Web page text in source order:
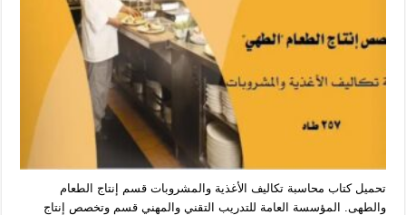
تحميل كتاب محاسبة تكاليف الأغذية والمشروبات قسم إنتاج الطعام
والطهى. المؤسسة العامة للتدريب التقني والمهني قسم وتخصص إنتاج